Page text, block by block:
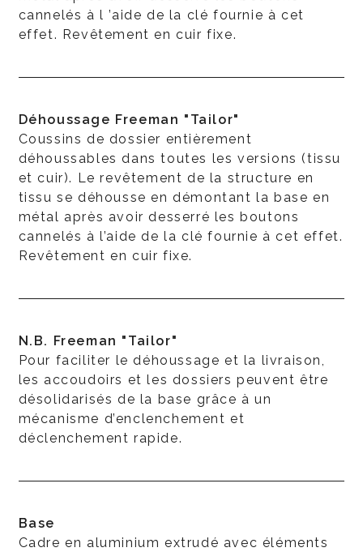
cannelés à l ’aide de la clé fournie à cet
effet. Revêtement en cuir fixe.
Déhoussage Freeman "Tailor"
Coussins de dossier entièrement
déhoussables dans toutes les versions (tissu
et cuir). Le revêtement de la structure en
tissu se déhousse en démontant la base en
métal après avoir desserré les boutons
cannelés à l’aide de la clé fournie à cet effet.
Revêtement en cuir fixe.
N.B. Freeman "Tailor"
Pour faciliter le déhoussage et la livraison,
les accoudoirs et les dossiers peuvent être
désolidarisés de la base grâce à un
mécanisme d’enclenchement et
déclenchement rapide.
Base
Cadre en aluminium extrudé avec éléments